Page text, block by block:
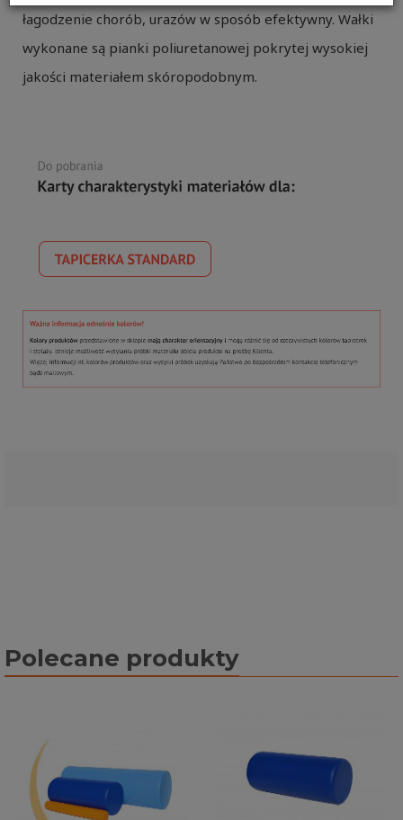
łagodzenie chorób, urazów w sposób efektywny. Wałki
wykonane są pianki poliuretanowej pokrytej wysokiej
jakości materiałem skóropodobnym.
Polecane produkty